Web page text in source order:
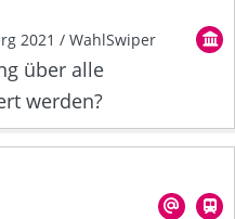
2021 / WahlSwiper
über alle
werden?